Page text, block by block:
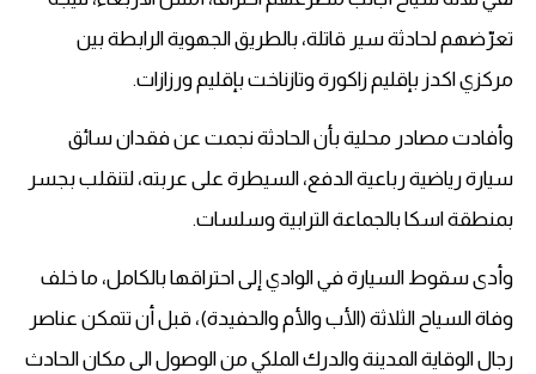
تعرّضهم لحادثة سير قاتلة، بالطريق الجهوية الرابطة بين
مركزي اكدز بإقليم زاكورة وتازناخت بإقليم ورزازات.
وأفادت مصادر محلية بأن الحادثة نجمت عن فقدان سائق
سيارة رياضية رباعية الدفع، السيطرة على عربته، لتنقلب بجسر
بمنطقة اسكا بالجماعة الترابية وسلسات.
وأدى سقوط السيارة في الوادي إلى احتراقها بالكامل، ما خلف
وفاة السياح الثلاثة (الأب والأم والحفيدة)، قبل أن تتمكن عناصر
رجال الوقاية المدينة والدرك الملكي من الوصول الى مكان الحادث